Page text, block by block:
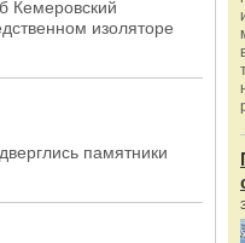
Кемеровский
изоляторе
памятники